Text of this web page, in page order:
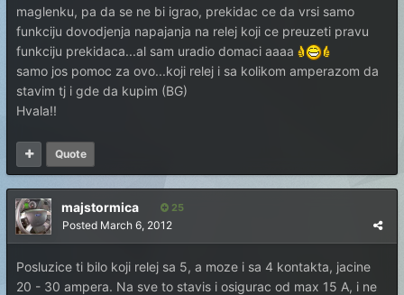
maglenku, pa da se ne bi igrao, prekidac ce da vrsi samo
funkciju dovodjenja napajanja na relej koji ce preuzeti pravu
funkciju prekidaca...al sam uradio domaci aaaa
samo jos pomoc za ovo...koji relej i sa kolikom amperazom da
stavim tj i gde da kupim (BG)
Hvala!!
Quote
majstormica 25
Posted March 6, 2012
Posluzice ti bilo koji relej sa 5, a moze i sa 4 kontakta, jacine
20 - 30 ampera. Na sve to stavis i osigurac od max 15 A, i ne